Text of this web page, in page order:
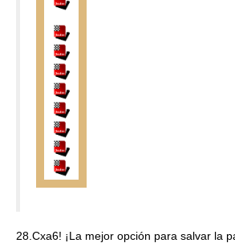
28.Cxa6! ¡La mejor opción para salvar la